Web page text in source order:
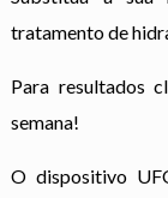
tratamento de
Para resultados
semana!
O dispositivo